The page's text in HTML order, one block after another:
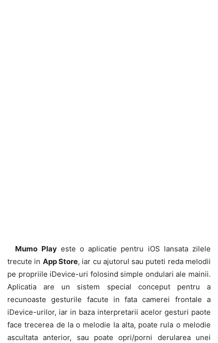
Mumo Playeste o aplicatie pentru iOS lansata zilele
trecute in App Store, iar cu ajutorul sau puteti reda melodii
pe propriile iDevice-uri folosind simple ondulari ale mainii.
Aplicatia are un sistem special conceput pentru a
recunoaste gesturile facute in fata camerei frontale a
iDevice-urilor, iar in baza interpretarii acelor gesturi paote
face trecerea de la o melodie la alta, poate rula o melodie
ascultata anterior, sau poate opri/porni derularea unei